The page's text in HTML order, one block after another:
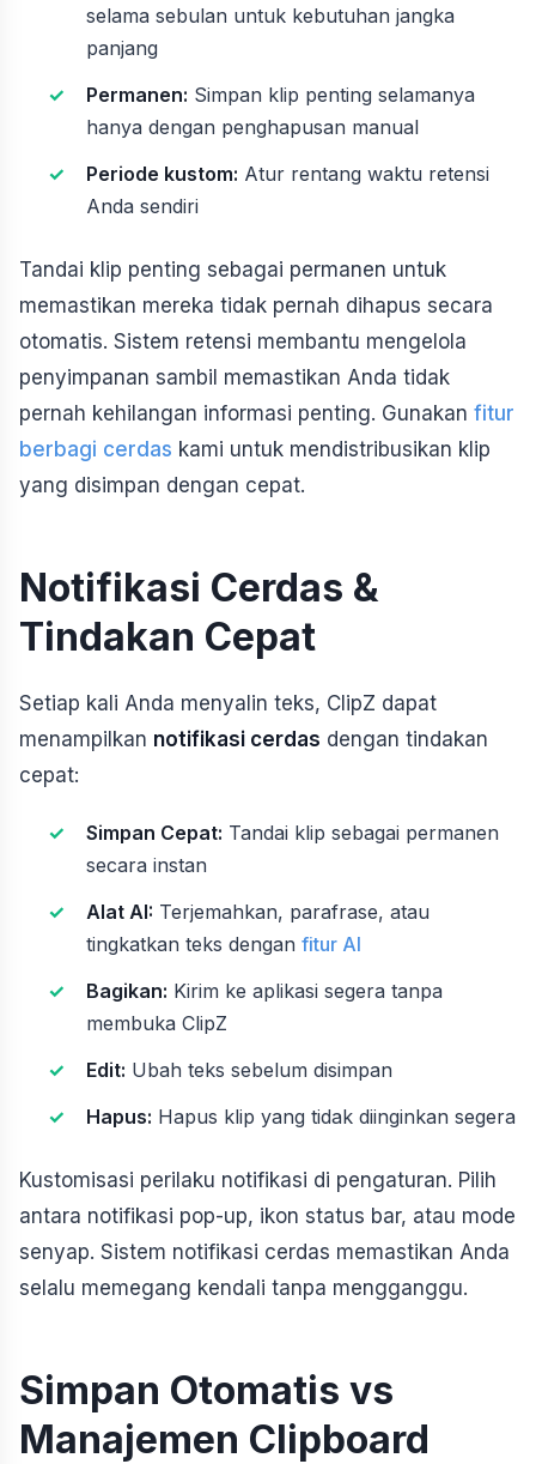
selama sebulan untuk kebutuhan jangka
panjang
Permanen: Simpan klip penting selamanya
hanya dengan penghapusan manual
Periode kustom: Atur rentang waktu retensi
Anda sendiri
Tandai klip penting sebagai permanen untuk
memastikan mereka tidak pernah dihapus secara
otomatis. Sistem retensi membantu mengelola
penyimpanan sambil memastikan Anda tidak
pernah kehilangan informasi penting. Gunakan fitur
berbagi cerdas kami untuk mendistribusikan klip
yang disimpan dengan cepat.
Notifikasi Cerdas &
Tindakan Cepat
Setiap kali Anda menyalin teks, ClipZ dapat
menampilkan notifikasi cerdas dengan tindakan
cepat:
Simpan Cepat: Tandai klip sebagai permanen
secara instan
Alat AI: Terjemahkan, parafrase, atau
tingkatkan teks dengan fitur AI
Bagikan: Kirim ke aplikasi segera tanpa
membuka ClipZ
Edit: Ubah teks sebelum disimpan
Hapus: Hapus klip yang tidak diinginkan segera
Kustomisasi perilaku notifikasi di pengaturan. Pilih
antara notifikasi pop-up, ikon status bar, atau mode
senyap. Sistem notifikasi cerdas memastikan Anda
selalu memegang kendali tanpa mengganggu.
Simpan Otomatis vs
Manajemen Clipboard